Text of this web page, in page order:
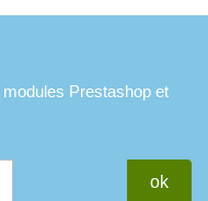
Prestashop et